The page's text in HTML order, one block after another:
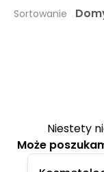
Sortowanie
Niestety
Może